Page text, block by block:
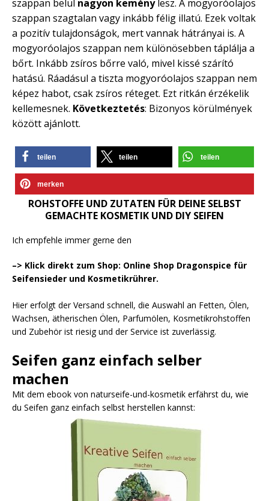
szappan belül nagyon keménylesz. A mogyoróolajos
szappan szagtalan vagy inkább félig illatú. Ezek voltak
a pozitív tulajdonságok, mert vannak hátrányai is. A
mogyoróolajos szappan nem különösebben táplálja a
bőrt. Inkább zsíros bőrre való, mivel kissé szárító
hatású. Ráadásul a tiszta mogyoróolajos szappan nem
képez habot, csak zsíros réteget. Ezt ritkán érzékelik
kellemesnek. Következtetés: Bizonyos körülmények
között ajánlott.
teilen teilen teilen
merken
ROHSTOFFE UND ZUTATEN FÜR DEINE SELBST
GEMACHTE KOSMETIK UND DIY SEIFEN
Ich empfehle immer gerne den
–> Klick direkt zum Shop: Online Shop Dragonspice für
Seifensieder und Kosmetikrührer.
Hier erfolgt der Versand schnell, die Auswahl an Fetten, Ölen,
Wachsen, ätherischen Ölen, Parfumölen, Kosmetikrohstoffen
und Zubehör ist riesig und der Service ist zuverlässig.
Seifen ganz einfach selber
machen
Mit dem ebook von naturseife-und-kosmetik erfährst du, wie
du Seifen ganz einfach selbst herstellen kannst: